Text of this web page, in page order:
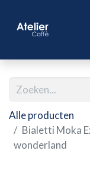
Alle producten
Bialetti Moka
wonderland